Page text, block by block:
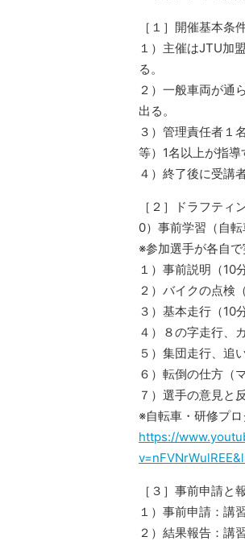
［１］開催基本条
１）主催はJTU加
る。
２）一般車両が通
出る。
３）管理責任者１
等）1名以上が指導
４）終了後に受講
［２］ドラフティ
0）事前学習（自
※参加選手が各自
１）事前説明（10分
２）バイクの点検
３）基本走行（10分
４）８の字走行、
５）集団走行、追
６）転倒の仕方（
７）選手の意見と
※自転車・研修プロ
https://
［３］事前申請と
１）事前申請：講
２）結果報告：講